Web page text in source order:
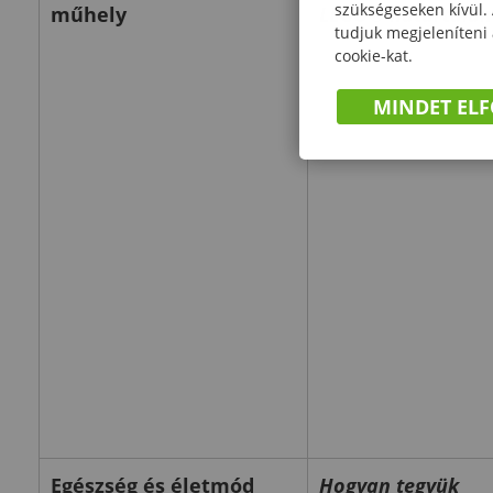
műhely
LEGO®
Egészség és életmód
Hogyan tegyük
szükségeseken
tudjuk megjeleníteni
cookie-kat.
MINDET